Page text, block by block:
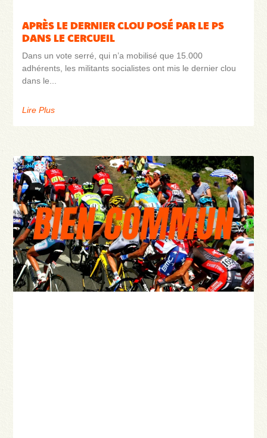
APRÈS LE DERNIER CLOU POSÉ PAR LE PS
DANS LE CERCUEIL
Dans un vote serré, qui n’a mobilisé que 15.000
adhérents, les militants socialistes ont mis le dernier clou
dans le
Lire Plus